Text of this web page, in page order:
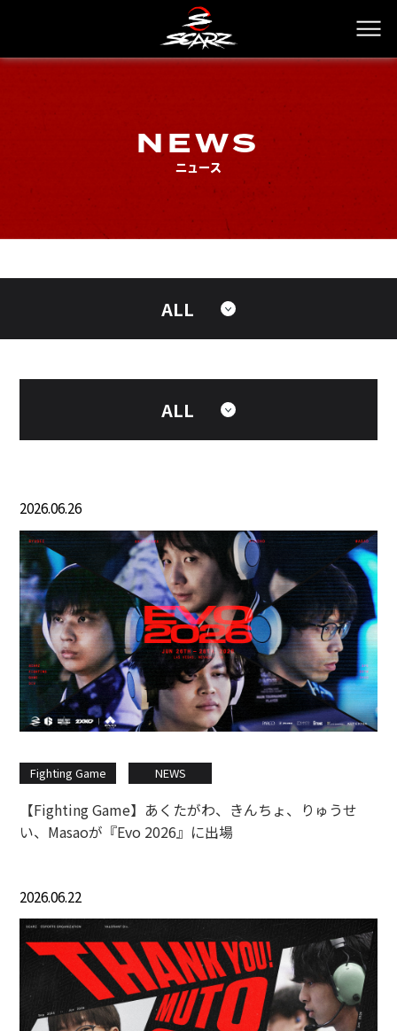
NEWS
ニュース
ALL
ALL
2026.06.26
Fighting Game NEWS
【Fighting Game】あくたがわ、きんちょ、りゅうせ
い、Masaoが『Evo 2026』に出場
2026.06.22